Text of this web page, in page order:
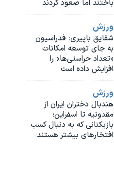
باختند اما صعود کردند
ورزش
شقایق باپیری: فدراسیون
به جای توسعه امکانات
«تعداد حراستی‌ها» را
افزایش داده است
ورزش
هندبال دختران ایران از
مقدونیه تا اسفراین؛
بازیکنانی که به دنبال کسب
افتخارهای بیشتر هستند